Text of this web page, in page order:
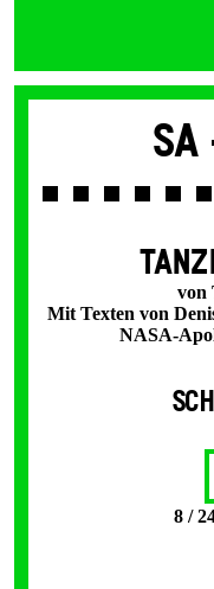
Sa
von
Mit Texten von
NASA-
8 /